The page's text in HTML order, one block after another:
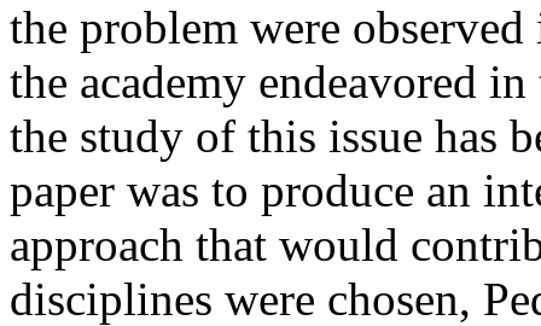
the problem were
the academy endeavored
the study of this issue has
paper was to produce an
approach that would
disciplines were chosen,